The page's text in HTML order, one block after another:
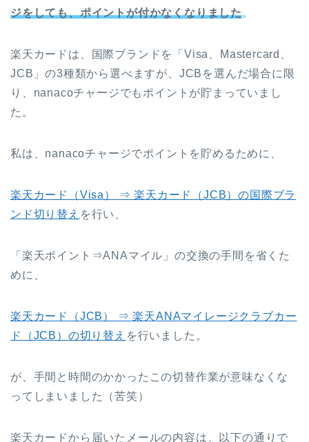
ジをしても、ポイントが付かなくなりました。
楽天カードは、国際ブランドを「Visa、Mastercard、
JCB」の3種類から選べますが、JCBを選んだ場合に限
り、nanacoチャージでもポイントが貯まっていまし
た。
私は、nanacoチャージでポイントを貯めるために、
楽天カード（Visa） ⇒ 楽天カード（JCB）の国際ブラ
ンド切り替え を行い、
「楽天ポイント⇒ANAマイル」の交換の手間を省くた
めに、
楽天カード（JCB） ⇒ 楽天ANAマイレージクラブカー
ド（JCB）の切り替え を行いました。
が、手間と時間のかかったこの切替作業が意味なくな
ってしまいました（苦笑）
楽天カードから届いたメールの内容は、以下の通りで